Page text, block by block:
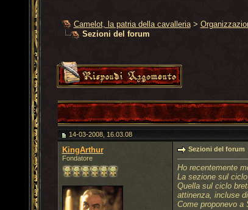
Camelot, la patria della cavalleria >
Sezioni del forum
14-03-2008, 16.03.08
KingArthur
Fondatore
Sezioni del forum
Ho recentemente
La sezione sul
Quella sul ciclo
attinenza, incluse
Come proponevo a